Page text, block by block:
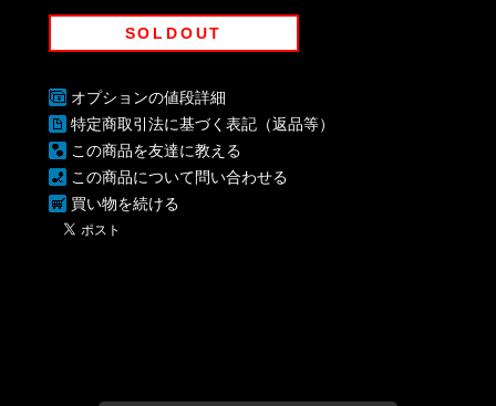
SOLDOUT
オプションの値段詳細
特定商取引法に基づく表記（返品等）
この商品を友達に教える
この商品について問い合わせる
買い物を続ける